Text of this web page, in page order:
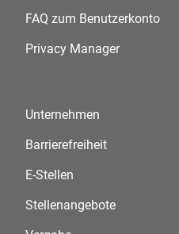
FAQ zum Benutzerkonto
Privacy Manager
Unternehmen
Barrierefreiheit
E-Stellen
Stellenangebote